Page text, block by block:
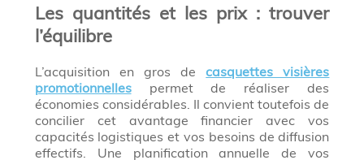
Les quantités et les prix : trouver
l’équilibre
L’acquisition en gros decasquettes visières
promotionnellespermet de réaliser des
économies considérables. Il convient toutefois de
concilier cet avantage financier avec vos
capacités logistiques et vos besoins de diffusion
effectifs. Une planification annuelle de vos